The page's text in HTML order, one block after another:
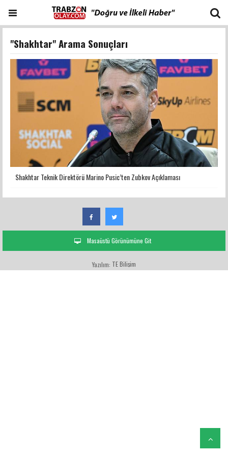
"Shakhtar" Arama Sonuçları
Shakhtar Teknik Direktörü Marino Pusic’ten Zubkov Açıklaması
Masaüstü Görünümüne Git
Yazılım: TE Bilişim